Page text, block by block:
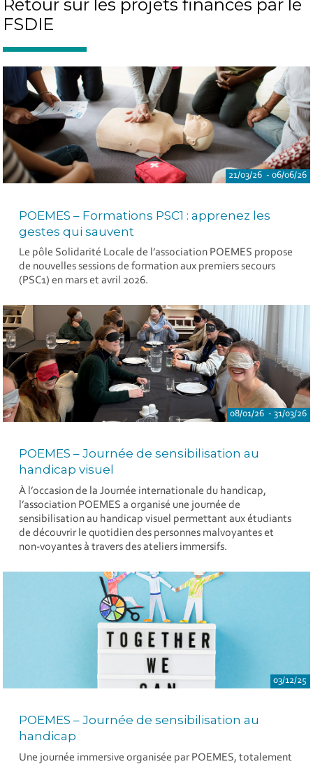
Retour sur les projets financés par le
FSDIE
21/03/26 - 06/06/26
POEMES – Formations PSC1 : apprenez les
gestes qui sauvent
Le pôle Solidarité Locale de l’association POEMES propose
de nouvelles sessions de formation aux premiers secours
(PSC1) en mars et avril 2026.
08/01/26 - 31/03/26
POEMES – Journée de sensibilisation au
handicap visuel
À l’occasion de la Journée internationale du handicap,
l’association POEMES a organisé une journée de
sensibilisation au handicap visuel permettant aux étudiants
de découvrir le quotidien des personnes malvoyantes et
non-voyantes à travers des ateliers immersifs.
03/12/25
POEMES – Journée de sensibilisation au
handicap
Une journée immersive organisée par POEMES, totalement